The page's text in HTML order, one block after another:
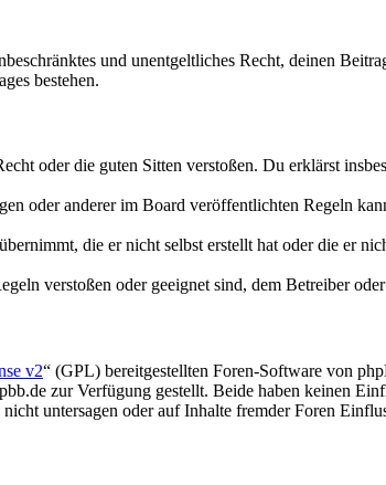
und unentgeltliches Recht, deinen
bestehen.
oder die guten Sitten verstoßen. Du erklärst
oder anderer im Board veröffentlichten Regeln
die er nicht selbst erstellt hat oder die er
verstoßen oder geeignet sind, dem Betreiber
v2“ (GPL) bereitgestellten Foren-Software von
zur Verfügung gestellt. Beide haben keinen
untersagen oder auf Inhalte fremder Foren